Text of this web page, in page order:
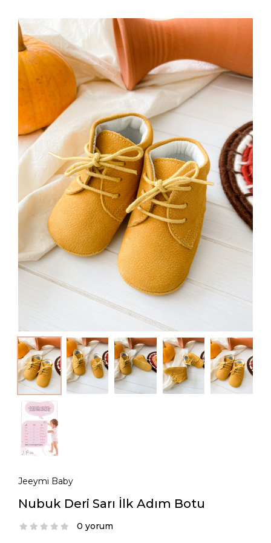
Jeeymi Baby
Nubuk Deri Sarı İlk Adım Botu
0 yorum